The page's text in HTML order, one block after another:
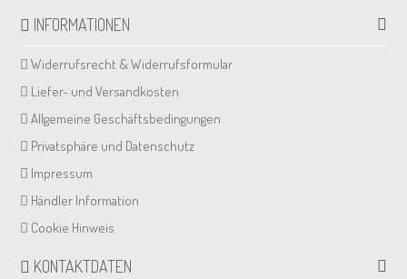
INFORMATIONEN
Widerrufsrecht & Widerrufsformular
Liefer- und Versandkosten
Allgemeine Geschäftsbedingungen
Privatsphäre und Datenschutz
Impressum
Händler Information
Cookie Hinweis
KONTAKTDATEN